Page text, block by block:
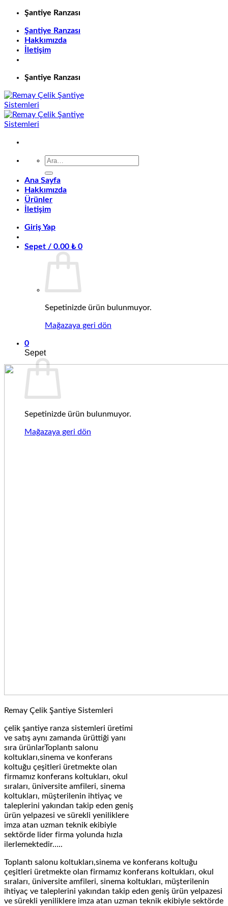
İçeriğeŞantiye Ranzası
Şantiye Ranzası
Hakkımızda
İletişim
Şantiye Ranzası
Ara:
Ana Sayfa
Hakkımızda
Ürünler
İletişim
Giriş Yap
Sepet / 0.00 ₺ 0
Sepetinizde ürün bulunmuyor.
Mağazaya geri dön
0
Sepet
Sepetinizde ürün bulunmuyor.
Mağazaya geri dön
Remay Çelik Şantiye Sistemleri
çelik şantiye ranza sistemleri üretimi
ve satış aynı zamanda ürüttiği yanı
sıra ürünlarToplantı salonu
koltukları,sinema ve konferans
koltuğu çeşitleri üretmekte olan
firmamız konferans koltukları, okul
sıraları, üniversite amfileri, sinema
koltukları, müşterilenin ihtiyaç ve
taleplerini yakından takip eden geniş
ürün yelpazesi ve sürekli yeniliklere
imza atan uzman teknik ekibiyle
sektörde lider firma yolunda hızla
ilerlemektedir…..
Toplantı salonu koltukları,sinema ve konferans koltuğu
çeşitleri üretmekte olan firmamız konferans koltukları, okul
sıraları, üniversite amfileri, sinema koltukları, müşterilenin
ihtiyaç ve taleplerini yakından takip eden geniş ürün yelpazesi
ve sürekli yeniliklere imza atan uzman teknik ekibiyle sektörde